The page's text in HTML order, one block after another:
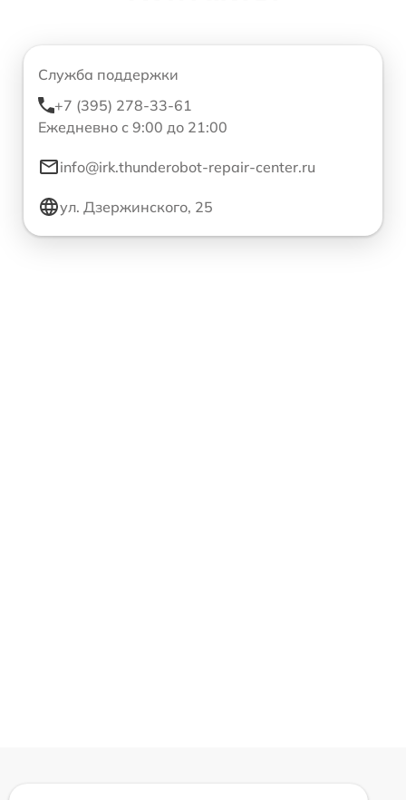
Служба поддержки
+7 (395) 278-33-61
Ежедневно с 9:00 до 21:00
info@irk.thunderobot-repair-center.ru
ул. Дзержинского, 25